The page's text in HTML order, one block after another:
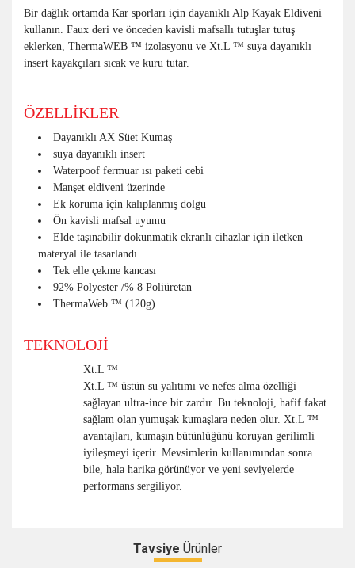
Bir dağlık ortamda Kar sporları için dayanıklı Alp Kayak Eldiveni
kullanın. Faux deri ve önceden kavisli mafsallı tutuşlar tutuş
eklerken, ThermaWEB ™ izolasyonu ve Xt.L ™ suya dayanıklı
insert kayakçıları sıcak ve kuru tutar.
ÖZELLİKLER
Dayanıklı AX Süet Kumaş
suya dayanıklı insert
Waterpoof fermuar ısı paketi cebi
Manşet eldiveni üzerinde
Ek koruma için kalıplanmış dolgu
Ön kavisli mafsal uyumu
Elde taşınabilir dokunmatik ekranlı cihazlar için iletken
materyal ile tasarlandı
Tek elle çekme kancası
92% Polyester /% 8 Poliüretan
ThermaWeb ™ (120g)
TEKNOLOJİ
Xt.L ™
Xt.L ™ üstün su yalıtımı ve nefes alma özelliği
sağlayan ultra-ince bir zardır. Bu teknoloji, hafif fakat
sağlam olan yumuşak kumaşlara neden olur. Xt.L ™
avantajları, kumaşın bütünlüğünü koruyan gerilimli
iyileşmeyi içerir. Mevsimlerin kullanımından sonra
bile, hala harika görünüyor ve yeni seviyelerde
performans sergiliyor.
Tavsiye Ürünler